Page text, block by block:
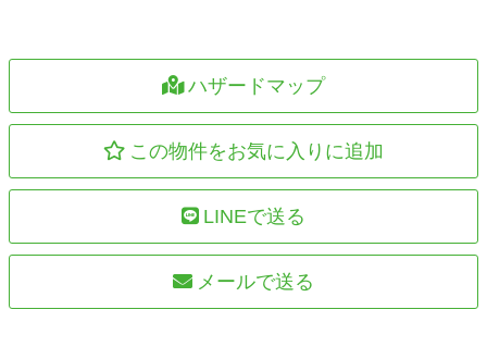
ハザードマップ
この物件をお気に入りに追加
LINEで送る
メールで送る